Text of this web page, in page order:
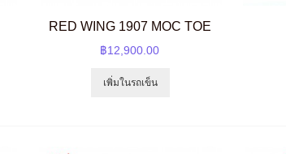
RED WING 1907 MOC TOE
฿12,900.00
เพิ่มในรถเข็น